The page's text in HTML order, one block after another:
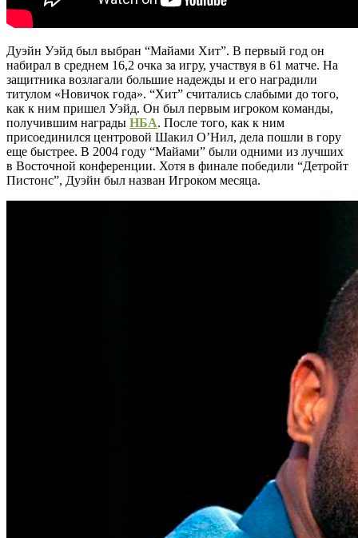
Дуэйн Уэйд был выбран “Майами Хит”. В первый год он
набирал в среднем 16,2 очка за игру, участвуя в 61 матче. На
защитника возлагали большие надежды и его наградили
титулом «Новичок года». “Хит” считались слабыми до того,
как к ним пришел Уэйд. Он был первым игроком команды,
получившим награды НБА. После того, как к ним
присоединился центровой Шакил О’Нил, дела пошли в гору
еще быстрее. В 2004 году “Майами” были одними из лучших
в Восточной конференции. Хотя в финале победили “Детройт
Пистонс”, Дуэйн был назван Игроком месяца.